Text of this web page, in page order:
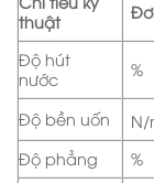
thuật
Độ hút
nước
%
Độ bền uốn N/
Độ phẳng
%